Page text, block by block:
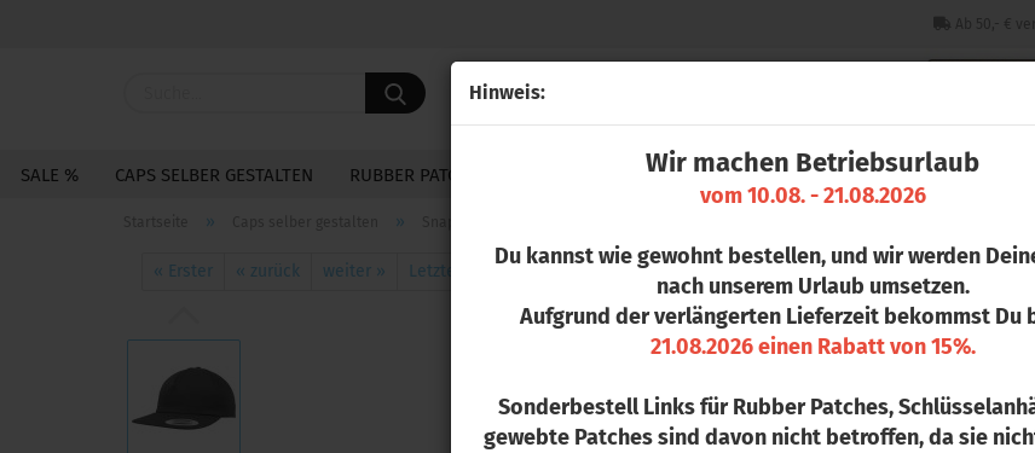
Hin­weis:
Wir machen Betriebsurlaub
vom 10.08. - 21.08.2026
Du kannst wie gewohnt bestellen, und wir werden
nach unserem Urlaub umsetzen.
Aufgrund der verlängerten Lieferzeit bekommst Du
21.08.2026 einen Rabatt von 15%.
Sonderbestell Links für Rubber Patches,
gewebte Patches sind davon nicht betroffen, da sie
SALE % CAPS SELBER GESTALTEN RUBBER PATCHES SCHLÜSSELANHÄNGER PINS STICKER & PATCHES
» »
« Erster « zurück weiter » Letzter » 41 Artikel in dieser Kategorie